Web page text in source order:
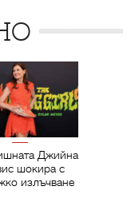
Джийна
шокира с
излъчване